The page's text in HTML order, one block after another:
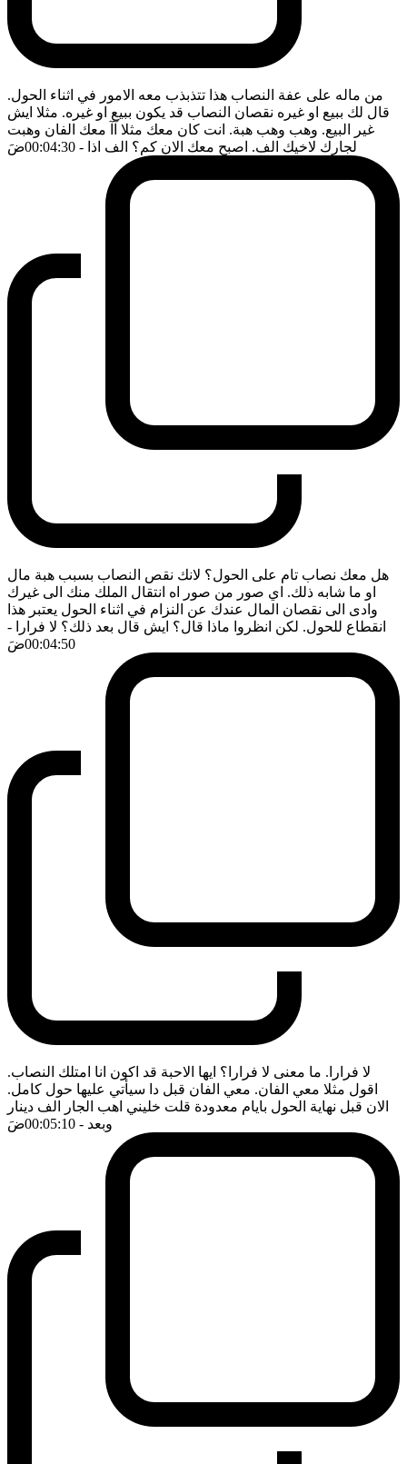
من ماله على عفة النصاب هذا تتذبذب معه الامور في اثناء الحول.
قال لك ببيع او غيره نقصان النصاب قد يكون ببيع او غيره. مثلا ايش
غير البيع. وهب وهب هبة. انت كان معك مثلا آآ معك الفان وهبت
لجارك لاخيك الف. اصبح معك الان كم؟ الف اذا - 00:04:30 ضَ
هل معك نصاب تام على الحول؟ لانك نقص النصاب بسبب هبة مال
او ما شابه ذلك. اي صور من صور اه انتقال الملك منك الى غيرك
وادى الى نقصان المال عندك عن النزام في اثناء الحول يعتبر هذا
انقطاع للحول. لكن انظروا ماذا قال؟ ايش قال بعد ذلك؟ لا فرارا -
00:04:50ضَ
لا فرارا. ما معنى لا فرارا؟ ايها الاحبة قد اكون انا امتلك النصاب.
اقول مثلا معي الفان. معي الفان قبل دا سيأتي عليها حول كامل.
الان قبل نهاية الحول بايام معدودة قلت خليني اهب الجار الف دينار
وبعد - 00:05:10 ضَ